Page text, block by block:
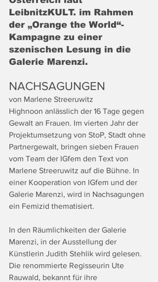
LeibnitzKULT. im Rahmen
der „Orange the World“-
Kampagne zu einer
szenischen Lesung in die
Galerie Marenzi.
NACHSAGUNGEN
von Marlene Streeruwitz
Highnoon anlässlich der 16 Tage gegen
Gewalt an Frauen. Im vierten Jahr der
Projektumsetzung von StoP, Stadt ohne
Partnergewalt, bringen sieben Frauen
vom Team der IGfem den Text von
Marlene Streeruwitz auf die Bühne. In
einer Kooperation von IGfem und der
Galerie Marenzi, wird in Nachsagungen
ein Femizid thematisiert.
In den Räumlichkeiten der Galerie
Marenzi, in der Ausstellung der
Künstlerin Judith Stehlik wird gelesen.
Die renommierte Regisseurin Ute
Rauwald, bekannt für ihre